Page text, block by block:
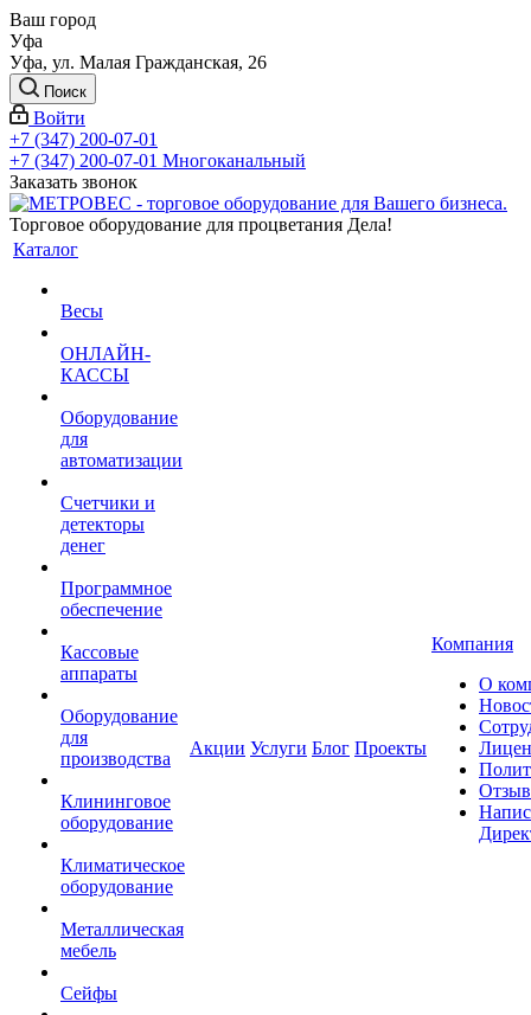
Ваш город
Уфа
Уфа, ул. Малая Гражданская, 26
Поиск
Войти
+7 (347) 200-07-01
+7 (347) 200-07-01 Многоканальный
Заказать звонок
Торговое оборудование для процветания Дела!
Каталог
Весы
ОНЛАЙН-
КАССЫ
Оборудование
для
автоматизации
Счетчики и
детекторы
денег
Программное
обеспечение
Кассовые
аппараты
Оборудование
для
производства
Клининговое
оборудование
Климатическое
оборудование
Металлическая
мебель
Сейфы
Акции Услуги Блог Проекты
Компания
О